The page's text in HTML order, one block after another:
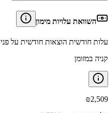
השוואת עלויות מימון
עלות חודשית הוצאות חודשית על פני 36 חודשים (לא כולל אגרות, דלקים, תיקונים וביטוחים).
קניה במזומן
₪2,509